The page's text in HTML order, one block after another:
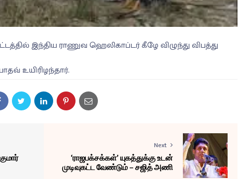
இந்திய ராணுவ ஹெலிகாப்டர் கீழே விழுந்து விபத்து
உயிரிழந்தார்.
Next
‘ராஜபக்சக்கள்’ யுகத்துக்கு உடன்
முடிவுகட்ட வேண்டும் – சஜித் அணி